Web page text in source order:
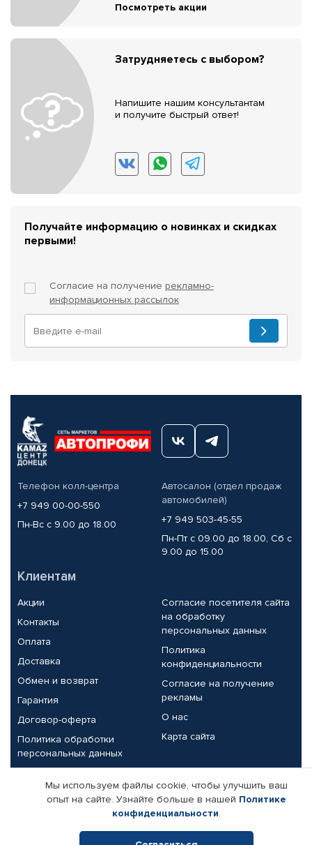
Посмотреть акции
Затрудняетесь с выбором?
Напишите нашим консультантам
и получите быстрый ответ!
Получайте информацию о новинках и скидках
первыми!
Согласие на получение рекламно-
информационных рассылок
Телефон колл-центра
+7 949 00-00-550
Пн-Вс с 9.00 до 18.00
Автосалон (отдел продаж
автомобилей)
+7 949 503-45-55
Пн-Пт с 09.00 до 18.00, Сб с
9.00 до 15.00
Клиентам
Акции
Контакты
Оплата
Доставка
Обмен и возврат
Гарантия
Договор-оферта
Политика обработки
персональных данных
Согласие посетителя сайта
на обработку
персональных данных
Политика
конфиденциальности
Согласие на получение
рекламы
О нас
Карта сайта
Партнерам
Корпоративным клиентам
Поставщикам
Реквизиты компании
Мы используем файлы cookie, чтобы улучшить ваш
опыт на сайте. Узнайте больше в нашей Политике
конфиденциальности.